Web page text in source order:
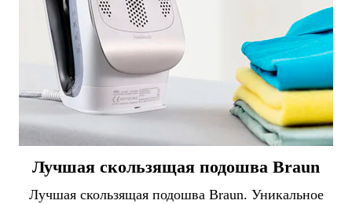
Лучшая скользящая подошва Braun
Лучшая скользящая подошва Braun. Уникальное